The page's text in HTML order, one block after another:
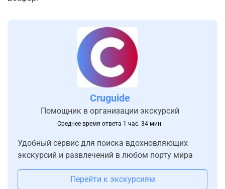
Cruguide
Помощник в организации экскурсий
Среднее время ответа 1 час. 34 мин.
Удобный сервис для поиска вдохновляющих
экскурсий и развлечений в любом порту мира
Перейти к экскурсиям